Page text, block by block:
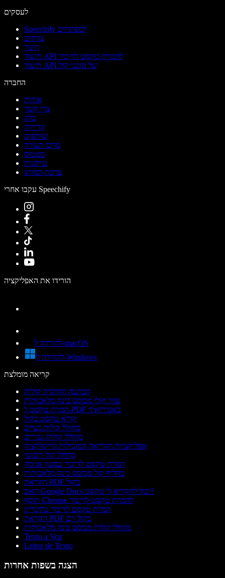
לעסקים
Speechify למפתחים
צוותים
חינוך
תיעוד API להמרת טקסט לדיבור
תיעוד API של סוכני קול
החברה
אודות
צרו קשר
בלוג
קריירה
שותפים
מרכז העזרה
סטטוס
עיתונות
ערכת המותג
עקבו אחרי Speechify
הורידו את האפליקציה
להורדה ל-macOS
להורדה ל-Windows
קריאה מומלצת
הכתבה והקלדה קולית
עוזר קולי מבוסס בינה מלאכותית
המרת טקסט ל-PDF באנדרואיד
קורא טקסט בקול
מחולל קולות נשיים
מחולל קולות גבריים
אפליקציות הקריאה המובילות לדיסלקציה
מחולל קול רובוטי
המרת טקסט לדיבור בסגנון אנימה
מחליף קול מבוסס בינה מלאכותית
הקראת PDF בקול
האם Google Docs יכול להקריא לי טקסט?
תוסף Chrome להמרת טקסט לדיבור
המרת טקסט לדיבור בהינדית
הקראת PDF בקול רם
מחולל קולות מבוסס בינה מלאכותית
Texto a Voz
Leitor de Texto
הצגה בשפות אחרות